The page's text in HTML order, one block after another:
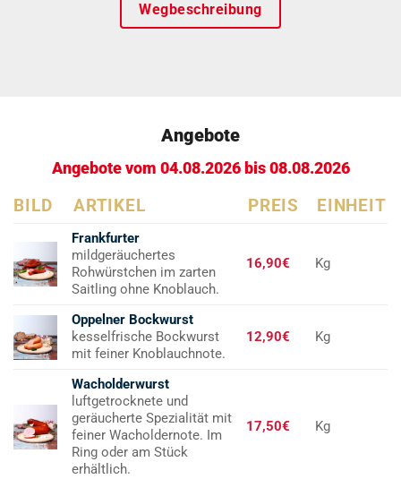
Wegbeschreibung
Angebote
Angebote vom 04.08.2026 bis 08.08.2026
BILD ARTIKEL PREIS EINHEIT
Frankfurter
mildgeräuchertes
Rohwürstchen im zarten
Saitling ohne Knoblauch.
16,90€ Kg
Oppelner Bockwurst
kesselfrische Bockwurst
mit feiner Knoblauchnote.
12,90€ Kg
Wacholderwurst
luftgetrocknete und
geräucherte Spezialität mit
feiner Wacholdernote. Im
Ring oder am Stück
erhältlich.
17,50€ Kg